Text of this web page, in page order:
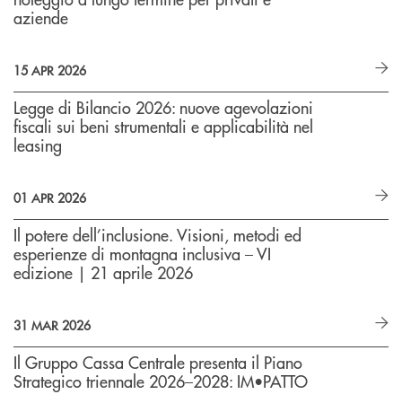
aziende
15 APR 2026
Legge di Bilancio 2026: nuove agevolazioni
fiscali sui beni strumentali e applicabilità nel
leasing
01 APR 2026
Il potere dell’inclusione. Visioni, metodi ed
esperienze di montagna inclusiva – VI
edizione | 21 aprile 2026
31 MAR 2026
Il Gruppo Cassa Centrale presenta il Piano
Strategico triennale 2026–2028: IM•PATTO